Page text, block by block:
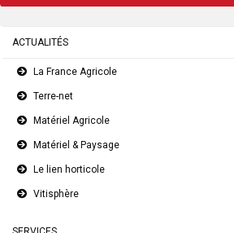
ACTUALITÉS
La France Agricole
Terre-net
Matériel Agricole
Matériel & Paysage
Le lien horticole
Vitisphère